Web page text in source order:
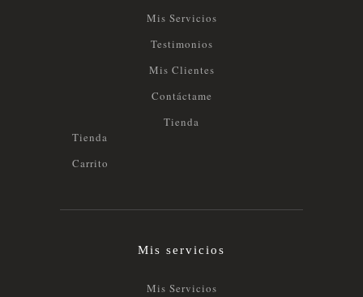
Mis Servicios
Testimonios
Mis Clientes
Contáctame
Tienda
Tienda
Carrito
Mis servicios
Mis Servicios